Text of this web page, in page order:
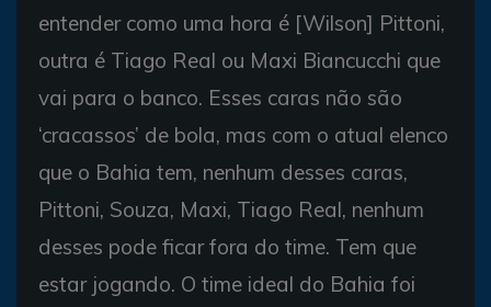
entender como uma hora é [Wilson] Pittoni,
outra é Tiago Real ou Maxi Biancucchi que
vai para o banco. Esses caras não são
‘cracassos’ de bola, mas com o atual elenco
que o Bahia tem, nenhum desses caras,
Pittoni, Souza, Maxi, Tiago Real, nenhum
desses pode ficar fora do time. Tem que
estar jogando. O time ideal do Bahia foi